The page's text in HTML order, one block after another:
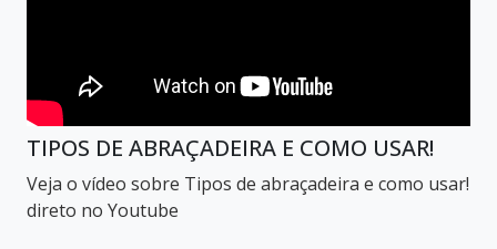
TIPOS DE ABRAÇADEIRA E COMO USAR!
Veja o vídeo sobre Tipos de abraçadeira e como usar!
direto no Youtube